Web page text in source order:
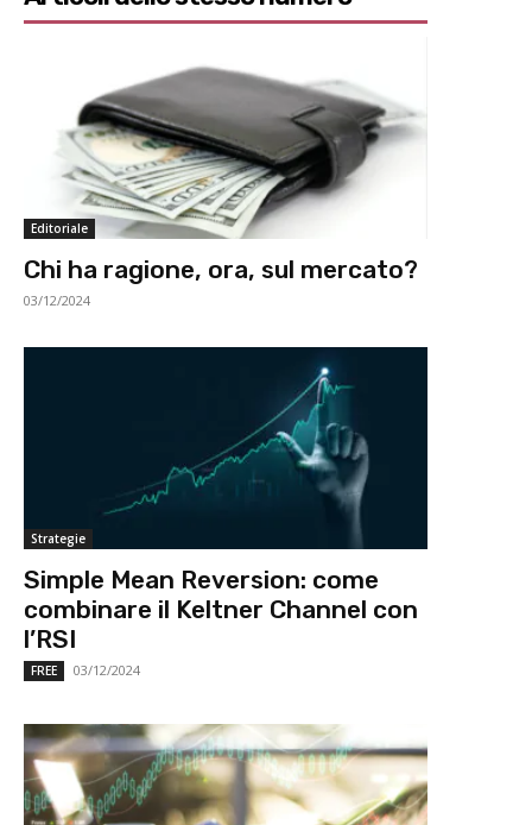
Editoriale
Chi ha ragione, ora, sul mercato?
03/12/2024
Strategie
Simple Mean Reversion: come
combinare il Keltner Channel con
l’RSI
FREE 03/12/2024